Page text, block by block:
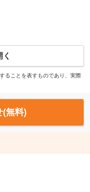
ることを表すものであり、実際
(無料)